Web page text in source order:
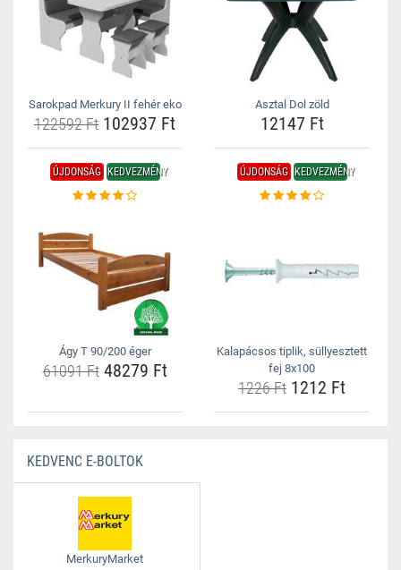
Sarokpad Merkury II fehér eko
122592 Ft 102937 Ft
Asztal Dol zöld
12147 Ft
ÚJDONSÁG KEDVEZMÉNY
Ágy T 90/200 éger
61091 Ft48279 Ft
ÚJDONSÁG KEDVEZMÉNY
Kalapácsos tiplik, süllyesztett
fej 8x100
1226 Ft 1212 Ft
KEDVENC E-BOLTOK
MerkuryMarket